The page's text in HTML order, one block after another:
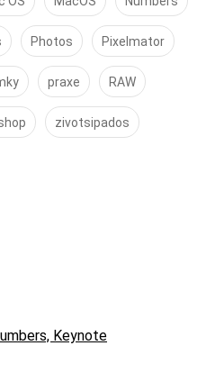
Photos Pixelmator
praxe RAW
zivotsipados
Keynote